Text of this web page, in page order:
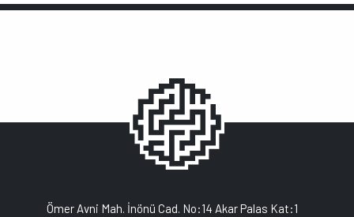
Ömer Avni Mah. İnönü Cad. No:14 Akar Palas Kat:1